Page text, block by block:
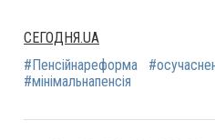
СЕГОДНЯ.UA
#Пенсійнареформа
#мінімальнапенсія